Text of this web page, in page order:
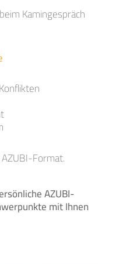
Kamingespräch
Format.
AZUBI-
mit Ihnen